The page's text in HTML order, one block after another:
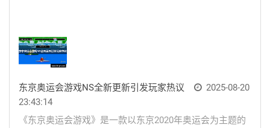
东京奥运会游戏NS全新更新引发玩家热议
2025-08-20
23:43:14
《东京奥运会游戏》是一款以东京2020年奥运会为主题的